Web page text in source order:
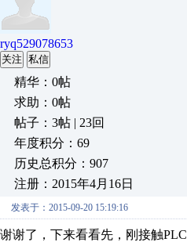
ryq529078653
关注 私信
精华：0帖
求助：0帖
帖子：3帖 | 23回
年度积分：69
历史总积分：907
注册：2015年4月16日
发表于：2015-09-20 15:19:16
谢谢了，下来看看先，刚接触PLC